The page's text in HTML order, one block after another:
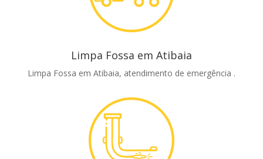
Limpa Fossa em Atibaia
Limpa Fossa em Atibaia, atendimento de emergência .